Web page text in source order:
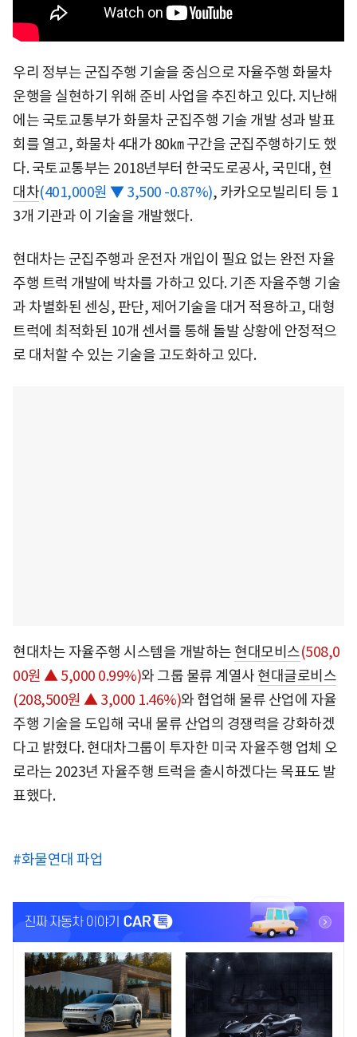
우리 정부는 군집주행 기술을 중심으로 자율주행 화물차
운행을 실현하기 위해 준비 사업을 추진하고 있다. 지난해
에는 국토교통부가 화물차 군집주행 기술 개발 성과 발표
회를 열고, 화물차 4대가 80㎞ 구간을 군집주행하기도 했
다. 국토교통부는 2018년부터 한국도로공사, 국민대, 현
대차(401,000원 ▼ 3,500 -0.87%), 카카오모빌리티 등 1
3개 기관과 이 기술을 개발했다.
현대차는 군집주행과 운전자 개입이 필요 없는 완전 자율
주행 트럭 개발에 박차를 가하고 있다. 기존 자율주행 기술
과 차별화된 센싱, 판단, 제어기술을 대거 적용하고, 대형
트럭에 최적화된 10개 센서를 통해 돌발 상황에 안정적으
로 대처할 수 있는 기술을 고도화하고 있다.
현대차는 자율주행 시스템을 개발하는 현대모비스(508,0
00원 ▲ 5,000 0.99%)와 그룹 물류 계열사 현대글로비스
(208,500원 ▲ 3,000 1.46%)와 협업해 물류 산업에 자율
주행 기술을 도입해 국내 물류 산업의 경쟁력을 강화하겠
다고 밝혔다. 현대차그룹이 투자한 미국 자율주행 업체 오
로라는 2023년 자율주행 트럭을 출시하겠다는 목표도 발
표했다.
#화물연대 파업
< <